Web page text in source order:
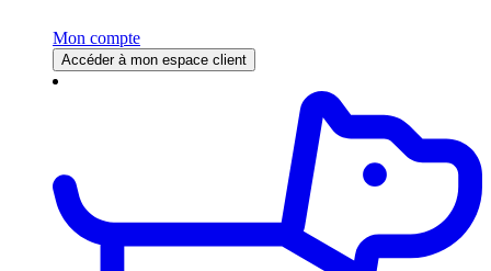
Mon compte
Accéder à mon espace client